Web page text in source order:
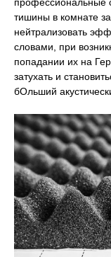
тишины в комнате
нейтрализовать
словами, при
попадании их на
затухать и
бОльший